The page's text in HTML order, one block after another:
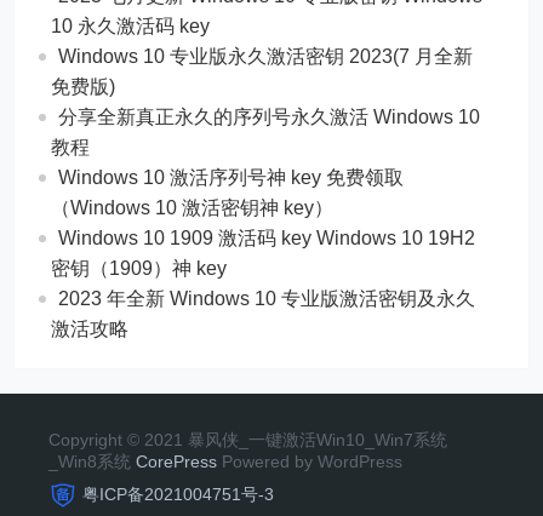
10 永久激活码 key
Windows 10 专业版永久激活密钥 2023(7 月全新
免费版)
分享全新真正永久的序列号永久激活 Windows 10
教程
Windows 10 激活序列号神 key 免费领取
（Windows 10 激活密钥神 key）
Windows 10 1909 激活码 key Windows 10 19H2
密钥（1909）神 key
2023 年全新 Windows 10 专业版激活密钥及永久
激活攻略
Copyright © 2021 暴风侠_一键激活Win10_Win7系统
_Win8系统 CorePress Powered by WordPress
粤ICP备2021004751号-3